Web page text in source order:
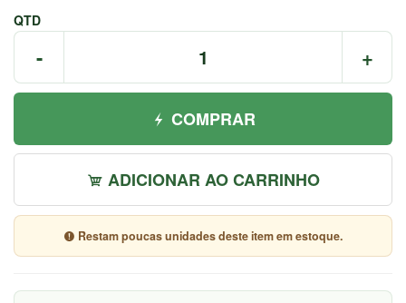
nos uma
mensagem
QTD
- +
COMPRAR
ADICIONAR AO CARRINHO
Restam poucas unidades deste item em estoque.